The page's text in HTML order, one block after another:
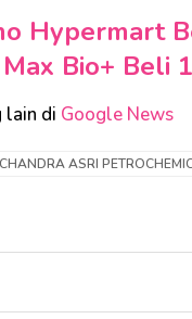
Hypermart
Bio+ Beli
lain di Google News
ASRI